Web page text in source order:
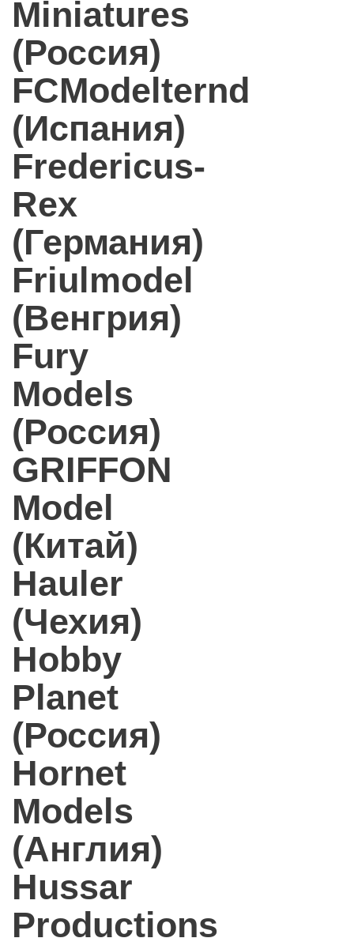
Miniatures
(Россия)
FCModelternd
(Испания)
Fredericus-
Rex
(Германия)
Friulmodel
(Венгрия)
Fury
Models
(Россия)
GRIFFON
Model
(Китай)
Hauler
(Чехия)
Hobby
Planet
(Россия)
Hornet
Models
(Англия)
Hussar
Productions